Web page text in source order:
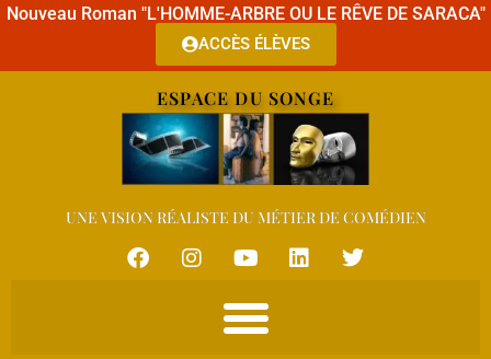
Nouveau Roman "L'HOMME-ARBRE OU LE RÊVE DE SARACA"
ACCÈS ÉLÈVES
ESPACE DU SONGE
UNE VISION RÉALISTE DU MÉTIER DE COMÉDIEN